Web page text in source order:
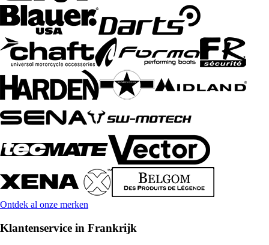
Ontdek al onze merken
Klantenservice in Frankrijk